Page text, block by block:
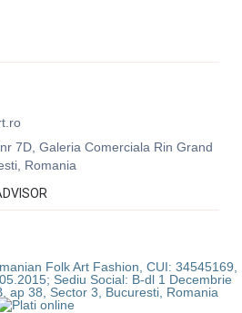
7D, Galeria Comerciala Rin Grand
Romania
Folk Art Fashion, CUI: 34545169,
Sediu Social: B-dl 1 Decembrie
ap 38, Sector 3, Bucuresti, Romania